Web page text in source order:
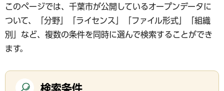
このページでは、千葉市が公開しているオープンデータに
ついて、「分野」「ライセンス」「ファイル形式」「組織
別」など、複数の条件を同時に選んで検索することができ
ます。
検索条件